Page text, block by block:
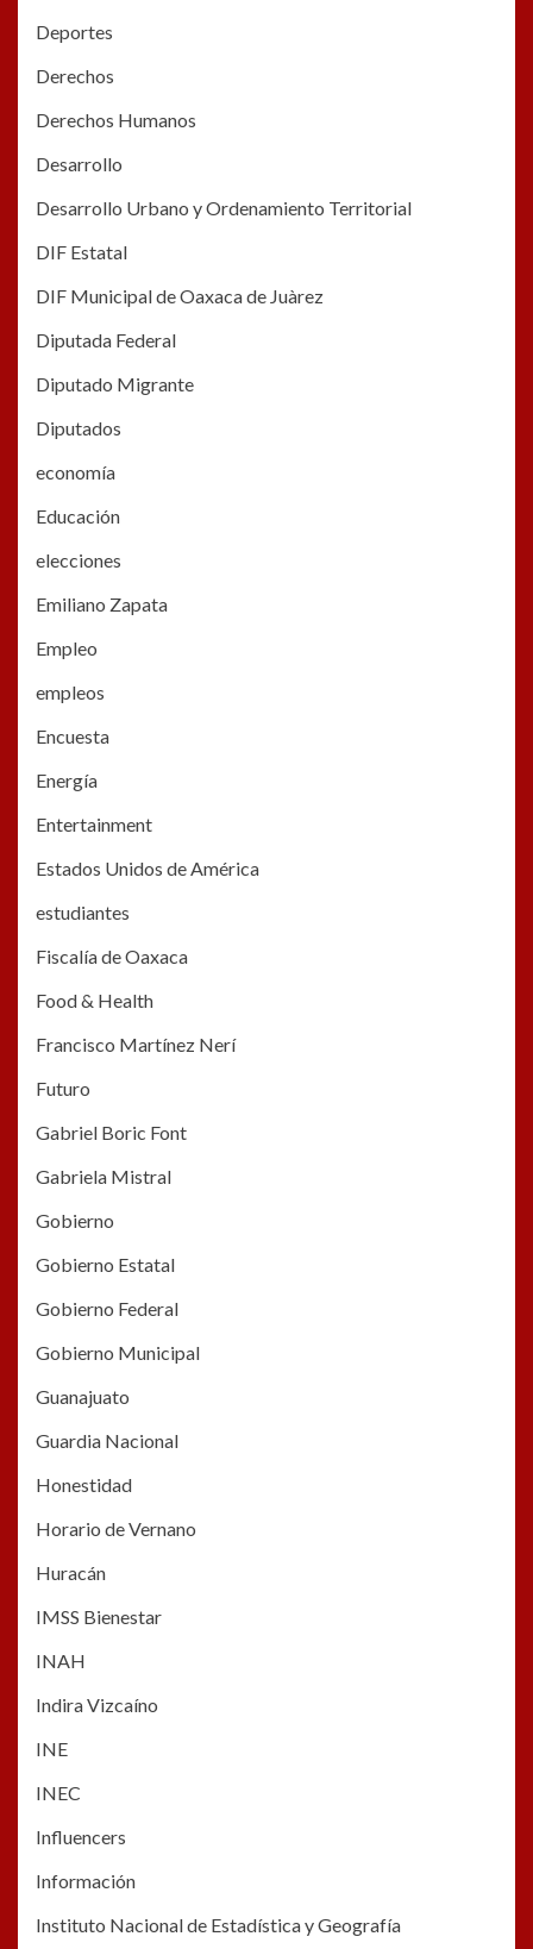
Deportes
Derechos
Derechos Humanos
Desarrollo
Desarrollo Urbano y Ordenamiento Territorial
DIF Estatal
DIF Municipal de Oaxaca de Juàrez
Diputada Federal
Diputado Migrante
Diputados
economía
Educación
elecciones
Emiliano Zapata
Empleo
empleos
Encuesta
Energía
Entertainment
Estados Unidos de América
estudiantes
Fiscalía de Oaxaca
Food & Health
Francisco Martínez Nerí
Futuro
Gabriel Boric Font
Gabriela Mistral
Gobierno
Gobierno Estatal
Gobierno Federal
Gobierno Municipal
Guanajuato
Guardia Nacional
Honestidad
Horario de Vernano
Huracán
IMSS Bienestar
INAH
Indira Vizcaíno
INE
INEC
Influencers
Información
Instituto Nacional de Estadística y Geografía